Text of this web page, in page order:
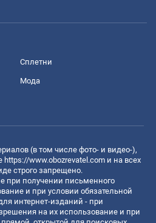
Сплетни
Мода
(в том числе фото- и видео-),
https://www.obozrevatel.com и на всех
строго запрещено.
при получении письменного
и при условии обязательной
интернет-изданий - при
на их использование и при